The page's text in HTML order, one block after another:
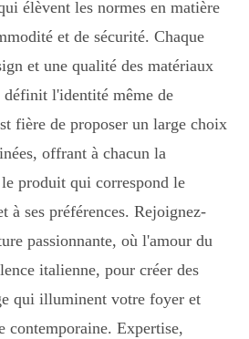
élèvent les normes en matière
et de sécurité. Chaque
et une qualité des matériaux
l'identité même de
fière de proposer un large choix
offrant à chacun la
produit qui correspond le
à ses préférences. Rejoignez-
passionnante, où l'amour du
italienne, pour créer des
qui illuminent votre foyer et
contemporaine. Expertise,